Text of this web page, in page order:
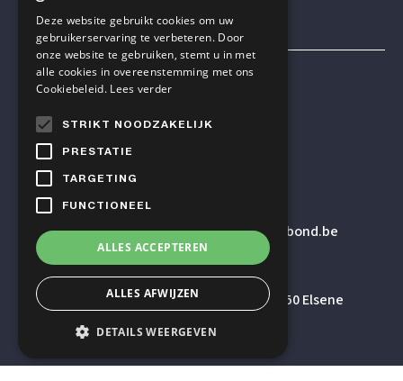
Mensen & Wetenschap VZW
E-MAILADRES
secretariaat@humanistischverbond.be
BEZOEKADRES
Pleinlaan 5 – 5de verdieping, 1050 Elsene
Deze website gebruikt cookies om uw
gebruikerservaring te verbeteren. Door
onze website te gebruiken, stemt u in met
alle cookies in overeenstemming met ons
Cookiebeleid. Lees verder
STRIKT NOODZAKELIJK
PRESTATIE
TARGETING
FUNCTIONEEL
ALLES ACCEPTEREN
ALLES AFWIJZEN
DETAILS WEERGEVEN